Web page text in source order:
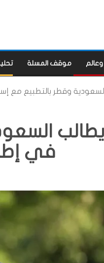
موقف المسلة
وقطر بالتطبيع مع
في